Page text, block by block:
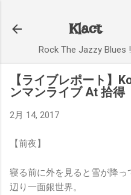
Klact
Rock The Jazzy Blues !
【ライブレポート】
ンマンライブ At 拾得
2月 14, 2017
【前夜】
寝る前に外を見ると雪が降っ
辺り一面銀世界。